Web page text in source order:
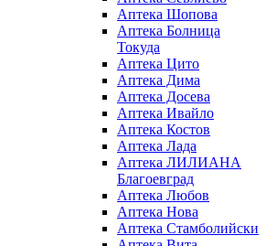
Аптека Шопова
Аптека Болница
Токуда
Аптека Цито
Аптека Дима
Аптека Досева
Аптека Ивайло
Аптека Костов
Аптека Лада
Аптека ЛИЛИАНА
Благоевград
Аптека Любов
Аптека Нова
Аптека Стамболийски